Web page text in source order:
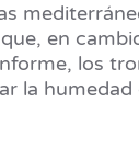
en
los
la